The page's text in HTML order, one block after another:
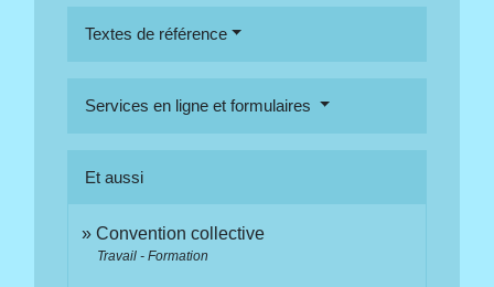
Textes de référence
Services en ligne et formulaires
Et aussi
Convention collective
Travail - Formation